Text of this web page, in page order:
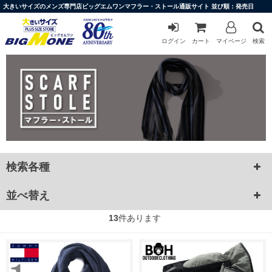
大きいサイズのメンズ専門店ビッグエムワンマフラー・ストール通販サイト 並び順：発売日
ログイン カート マイページ 検索
検索各種
並べ替え
13件あります